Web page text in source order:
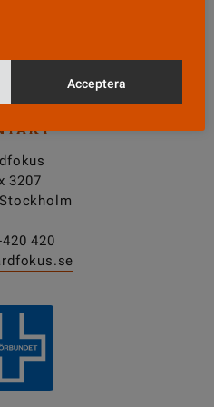
3207
420 420
Acceptera